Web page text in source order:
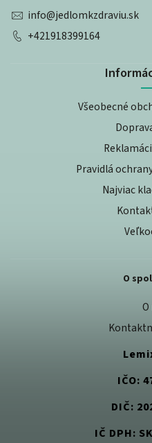
info@jedlomkzdraviu.sk
+421918399164
Všeobecné
Pravidlá
Najviac
O
IČO:
DIČ:
IČ DPH: